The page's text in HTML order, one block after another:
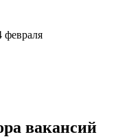
февраля
вакансий